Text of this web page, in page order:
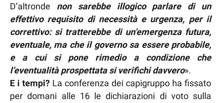
D’altronde non sarebbe illogico parlare di un
effettivo requisito di necessità e urgenza, per il
correttivo: si tratterebbe di un’emergenza futura,
eventuale, ma che il governo sa essere probabile,
e a cui si pone rimedio a condizione che
l’eventualità prospettata si verifichi davvero».
E i tempi? La conferenza dei capigruppo ha fissato
per domani alle 16 le dichiarazioni di voto sulla